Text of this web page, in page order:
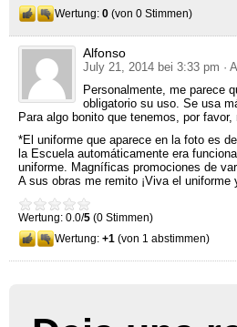
Wertung: 0 (von 0 Stimmen)
Alfonso
July 21, 2014 bei 3:33 pm ·
Personalmente me parece
obligatorio su uso Se usa
Para algo bonito que tenemos por favor,
*El uniforme que aparece en la foto es
la Escuela automáticamente era
uniforme
Magníficas promociones de
A sus obras me remito ¡Viva el uniforme
Wertung: 0.0/5 (0 Stimmen)
Wertung: +1 (von 1 abstimmen)